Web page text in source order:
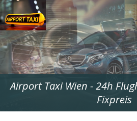
Airport Taxi Wien - 24h
Fixpreis